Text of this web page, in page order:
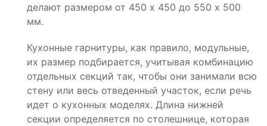
делают размером от 450 х 450 до 550 х 500
мм.
Кухонные гарнитуры, как правило, модульные,
их размер подбирается, учитывая комбинацию
отдельных секций так, чтобы они занимали всю
стену или весь отведенный участок, если речь
идет о кухонных моделях. Длина нижней
секции определяется по столешнице, которая